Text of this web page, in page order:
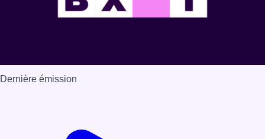
Dernière émission